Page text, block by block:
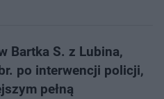
Bartka S. z Lubina,
po interwencji policji,
pełną